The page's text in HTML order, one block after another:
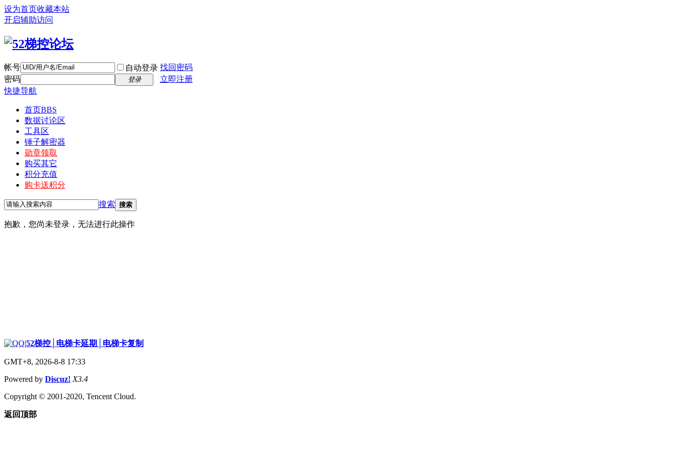
设为首页收藏本站
开启辅助访问
帐号 自动登录 找回密码
密码
登录
立即注册
快捷导航
首页BBS
数据讨论区
工具区
锤子解密器
勋章领取
购买其它
积分充值
购卡送积分
搜索 搜索
抱歉，您尚未登录，无法进行此操作
|52梯控│电梯卡延期│电梯卡复制
GMT+8, 2026-8-8 17:33
Powered by Discuz! X3.4
Copyright © 2001-2020, Tencent Cloud.
返回顶部